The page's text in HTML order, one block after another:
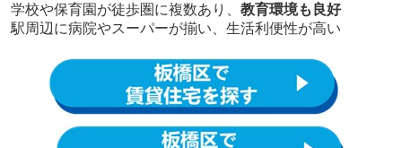
学校や保育園が徒歩圏に複数あり、 教育環境も良好
駅周辺に病院やスーパーが揃い、生活利便性が高い